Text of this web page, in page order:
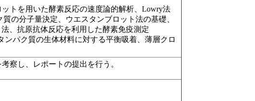
トを用いた酵素反応の速度論的解析、Lowry法
の分子量決定、ウエスタンブロット法の基礎、
法、抗原抗体反応を利用した酵素免疫測定
ンパク質の生体材料に対する平衡吸着、薄層クロ
察し、レポートの提出を行う。